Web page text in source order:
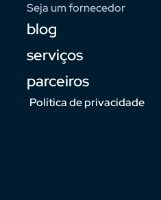
Seja um fornecedor
blog
serviços
parceiros
Política de privacidade